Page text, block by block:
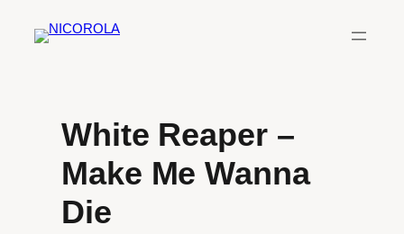
Inhalt
White Reaper –
Make Me Wanna
Die